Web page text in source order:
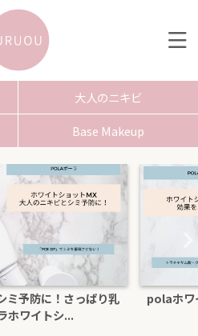
大人のニキビ
Base Makeup
ットクリームRXSの効
口コミ
色白に